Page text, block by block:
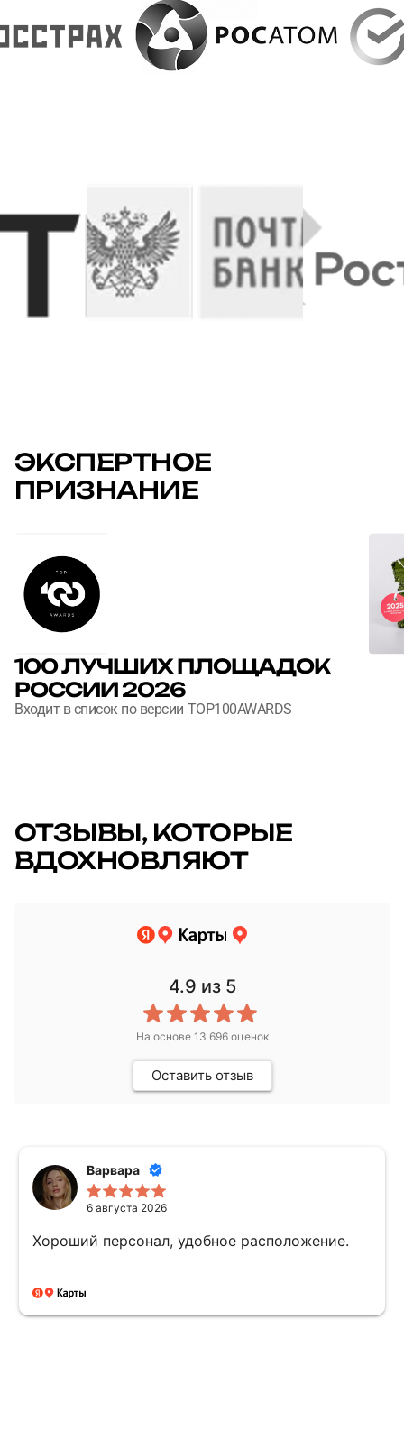
ЭКСПЕРТНОЕ
ПРИЗНАНИЕ
100 ЛУЧШИХ ПЛОЩАДОК
РОССИИ 2026
Входит в список по версии TOP100AWARDS
ОТЗЫВЫ, КОТОРЫЕ
ВДОХНОВЛЯЮТ
4.9 из 5
На основе 13 696оценок
Оставить отзыв
bezabotnaya t.
4 августа 2026
Участвовал в его строительстве в 1978.. на